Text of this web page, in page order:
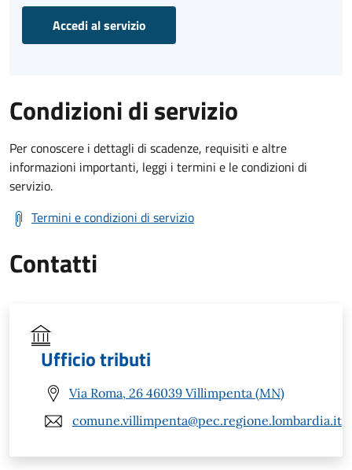
Accedi al servizio
Condizioni di servizio
Per conoscere i dettagli di scadenze, requisiti e altre
informazioni importanti, leggi i termini e le condizioni di
servizio.
Termini e condizioni di servizio
Contatti
Ufficio tributi
Via Roma, 26 46039 Villimpenta (MN)
comune.villimpenta@pec.regione.lombardia.it